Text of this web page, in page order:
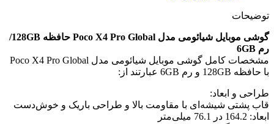
توضیحات
گوشی موبایل شیائومی مدل Poco X4 Pro Global حافظه 128GB/
رم 6GB
مشخصات کامل گوشی موبایل شیائومی مدل Poco X4 Pro Global
با حافظه 128GB و رم 6GB عبارتند از:
طراحی و ابعاد:
قاب پشتی شیشه‌ای با مقاومت بالا و طراحی باریک و خوش‌دست
ابعاد: 164.2 در 76.1 میلی‌متر